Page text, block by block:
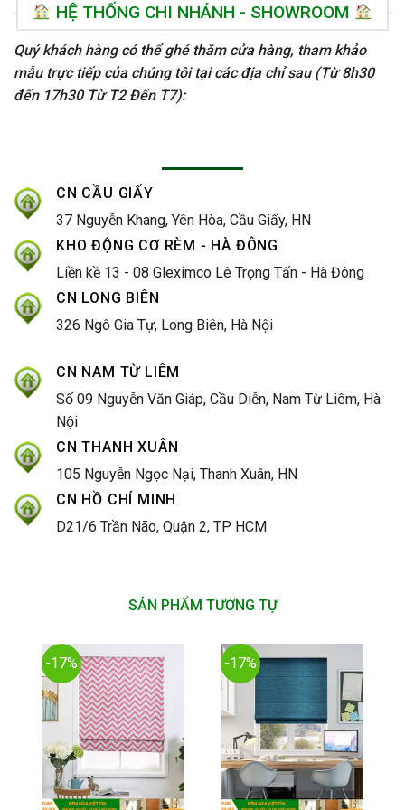
HỆ THỐNG CHI NHÁNH - SHOWROOM
Quý khách hàng có thể ghé thăm cửa hàng, tham khảo
mẫu trực tiếp của chúng tôi tại các địa chỉ sau (Từ 8h30
đến 17h30 Từ T2 Đến T7):
CN CẦU GIẤY
37 Nguyễn Khang, Yên Hòa, Cầu Giấy, HN
KHO ĐỘNG CƠ RÈM - HÀ ĐÔNG
Liền kề 13 - 08 Gleximco Lê Trọng Tấn - Hà Đông
CN LONG BIÊN
326 Ngô Gia Tự, Long Biên, Hà Nội
CN NAM TỪ LIÊM
Số 09 Nguyễn Văn Giáp, Cầu Diễn, Nam Từ Liêm, Hà
Nội
CN THANH XUÂN
105 Nguyễn Ngọc Nại, Thanh Xuân, HN
CN HỒ CHÍ MINH
D21/6 Trần Não, Quận 2, TP HCM
SẢN PHẨM TƯƠNG TỰ
-17% -17%